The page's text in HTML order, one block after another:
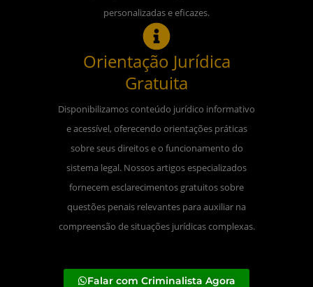
personalizadas e eficazes.
Orientação Jurídica
Gratuita
Disponibilizamos conteúdo jurídico informativo
e acessível, oferecendo orientações práticas
sobre seus direitos e o funcionamento do
sistema legal. Nossos artigos especializados
fornecem esclarecimentos gratuitos sobre
questões penais relevantes para auxiliar na
compreensão de situações jurídicas complexas.
Falar com Criminalista Agora